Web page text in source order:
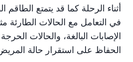
أثناء الرحلة كما قد يتمتع
في التعامل مع الحالات الطارئة
الإصابات البالغة، والحالات
الحفاظ على استقرار حالة